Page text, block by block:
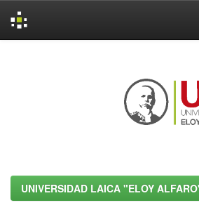
UNIVERSIDAD LAICA "ELOY